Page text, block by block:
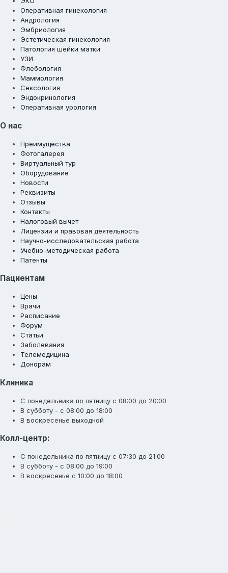
Оперативная гинекология
Андрология
Эмбриология
Эстетическая гинекология
Патология шейки матки
УЗИ
Флебология
Маммология
Сексология
Эндокринология
Оперативная урология
О нас
Преимущества
Фотогалерея
Виртуальный тур
Оборудование
Новости
Реквизиты
Отзывы
Контакты
Налоговый вычет
Лицензии и правовая деятельность
Научно-исследовательская работа
Учебно-методическая работа
Патенты
Пациентам
Цены
Врачи
Расписание
Форум
Статьи
Заболевания
Телемедицина
Донорам
Клиника
С понедельника по пятницу с 08:00 до 20:00
В субботу - с 08:00 до 18:00
В воскресенье выходной
Колл-центр:
С понедельника по пятницу с 07:30 до 21:00
В субботу - с 08:00 до 19:00
В воскресенье с 10:00 до 18:00